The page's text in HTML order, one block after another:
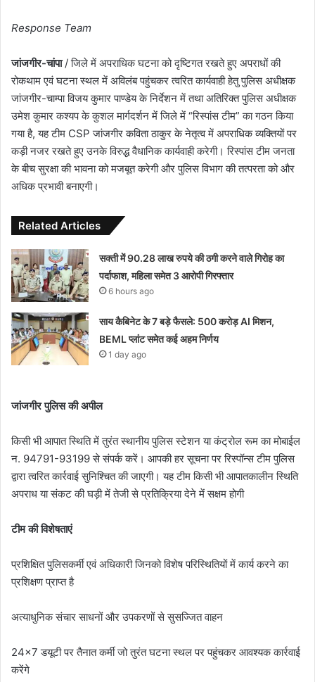
Response Team
जांजगीर-चांपा/ जिले में अपराधिक घटना को दृष्टिगत रखते हुए अपराधों की
रोकथाम एवं घटना स्थल में अविलंब पहुंचकर त्वरित कार्यवाही हेतु पुलिस अधीक्षक
जांजगीर-चाम्पा विजय कुमार पाण्डेय के निर्देशन में तथा अतिरिक्त पुलिस अधीक्षक
उमेश कुमार कश्यप के कुशल मार्गदर्शन में जिले में “रिस्पांस टीम” का गठन किया
गया है, यह टीम CSP जांजगीर कविता ठाकुर के नेतृत्व में अपराधिक व्यक्तियों पर
कड़ी नजर रखते हुए उनके विरुद्ध वैधानिक कार्यवाही करेगी। रिस्पांस टीम जनता
के बीच सुरक्षा की भावना को मजबूत करेगी और पुलिस विभाग की तत्परता को और
अधिक प्रभावी बनाएगी।
Related Articles
सक्ती में 90.28 लाख रुपये की ठगी करने वाले गिरोह का
पर्दाफाश, महिला समेत 3 आरोपी गिरफ्तार
6 hours ago
साय कैबिनेट के 7 बड़े फैसले: 500 करोड़ AI मिशन,
BEML प्लांट समेत कई अहम निर्णय
1 day ago
जांजगीर पुलिस की अपील
किसी भी आपात स्थिति में तुरंत स्थानीय पुलिस स्टेशन या कंट्रोल रूम का मोबाईल
न. 94791-93199 से संपर्क करें। आपकी हर सूचना पर रिस्पॉन्स टीम पुलिस
द्वारा त्वरित कार्रवाई सुनिश्चित की जाएगी। यह टीम किसी भी आपातकालीन स्थिति
अपराध या संकट की घड़ी में तेजी से प्रतिक्रिया देने में सक्षम होगी
टीम की विशेषताएं
प्रशिक्षित पुलिसकर्मी एवं अधिकारी जिनको विशेष परिस्थितियों में कार्य करने का
प्रशिक्षण प्राप्त है
अत्याधुनिक संचार साधनों और उपकरणों से सुसज्जित वाहन
24×7 डयूटी पर तैनात कर्मी जो तुरंत घटना स्थल पर पहुंचकर आवश्यक कार्रवाई
करेंगे